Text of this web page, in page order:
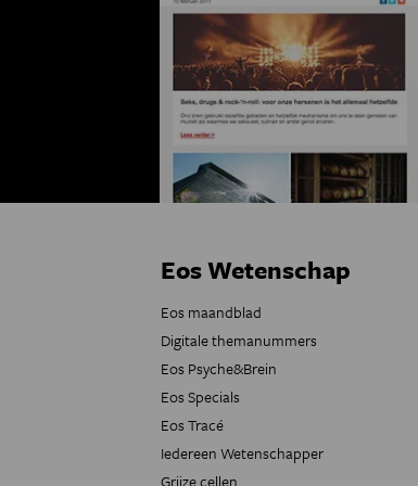
Eos Wetenschap
Eos maandblad
Digitale themanummers
Eos Psyche&Brein
Eos Specials
Eos Tracé
Iedereen Wetenschapper
Grijze cellen